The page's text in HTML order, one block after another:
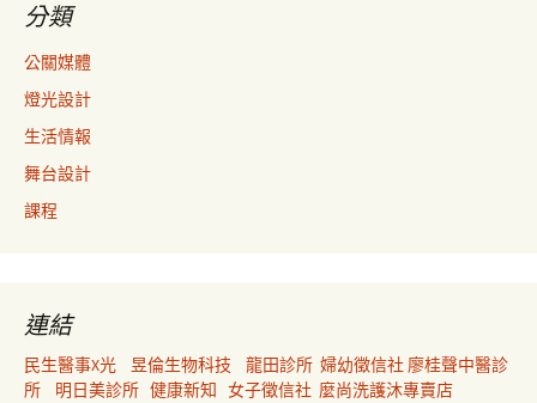
分類
公關媒體
燈光設計
生活情報
舞台設計
課程
連結
民生醫事X光 昱倫生物科技 龍田診所 婦幼徵信社 廖桂聲中醫診
所
明日美診所 健康新知 女子徵信社 麼尚洗護沐專賣店